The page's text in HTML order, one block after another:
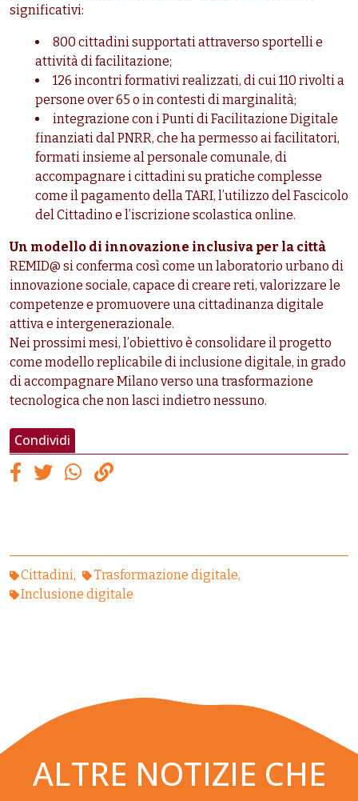
significativi:
800 cittadini supportati attraverso sportelli e
attività di facilitazione;
126 incontri formativi realizzati, di cui 110 rivolti a
persone over 65 o in contesti di marginalità;
integrazione con i Punti di Facilitazione Digitale
finanziati dal PNRR, che ha permesso ai facilitatori,
formati insieme al personale comunale, di
accompagnare i cittadini su pratiche complesse
come il pagamento della TARI, l’utilizzo del Fascicolo
del Cittadino e l’iscrizione scolastica online.
Un modello di innovazione inclusiva per la città
REMID@ si conferma così come un laboratorio urbano di
innovazione sociale, capace di creare reti, valorizzare le
competenze e promuovere una cittadinanza digitale
attiva e intergenerazionale.
Nei prossimi mesi, l’obiettivo è consolidare il progetto
come modello replicabile di inclusione digitale, in grado
di accompagnare Milano verso una trasformazione
tecnologica che non lasci indietro nessuno.
Condividi
Cittadini
Trasformazione digitale
Inclusione digitale
ALTRE NOTIZIE CHE